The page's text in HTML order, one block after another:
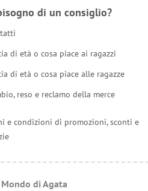
di un consiglio?
di età o cosa piace ai ragazzi
di età o cosa piace alle ragazze
reso e reclamo della merce
e condizioni di promozioni, sconti e
di Agata